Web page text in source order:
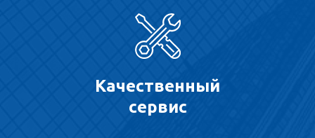
Качественный
сервис